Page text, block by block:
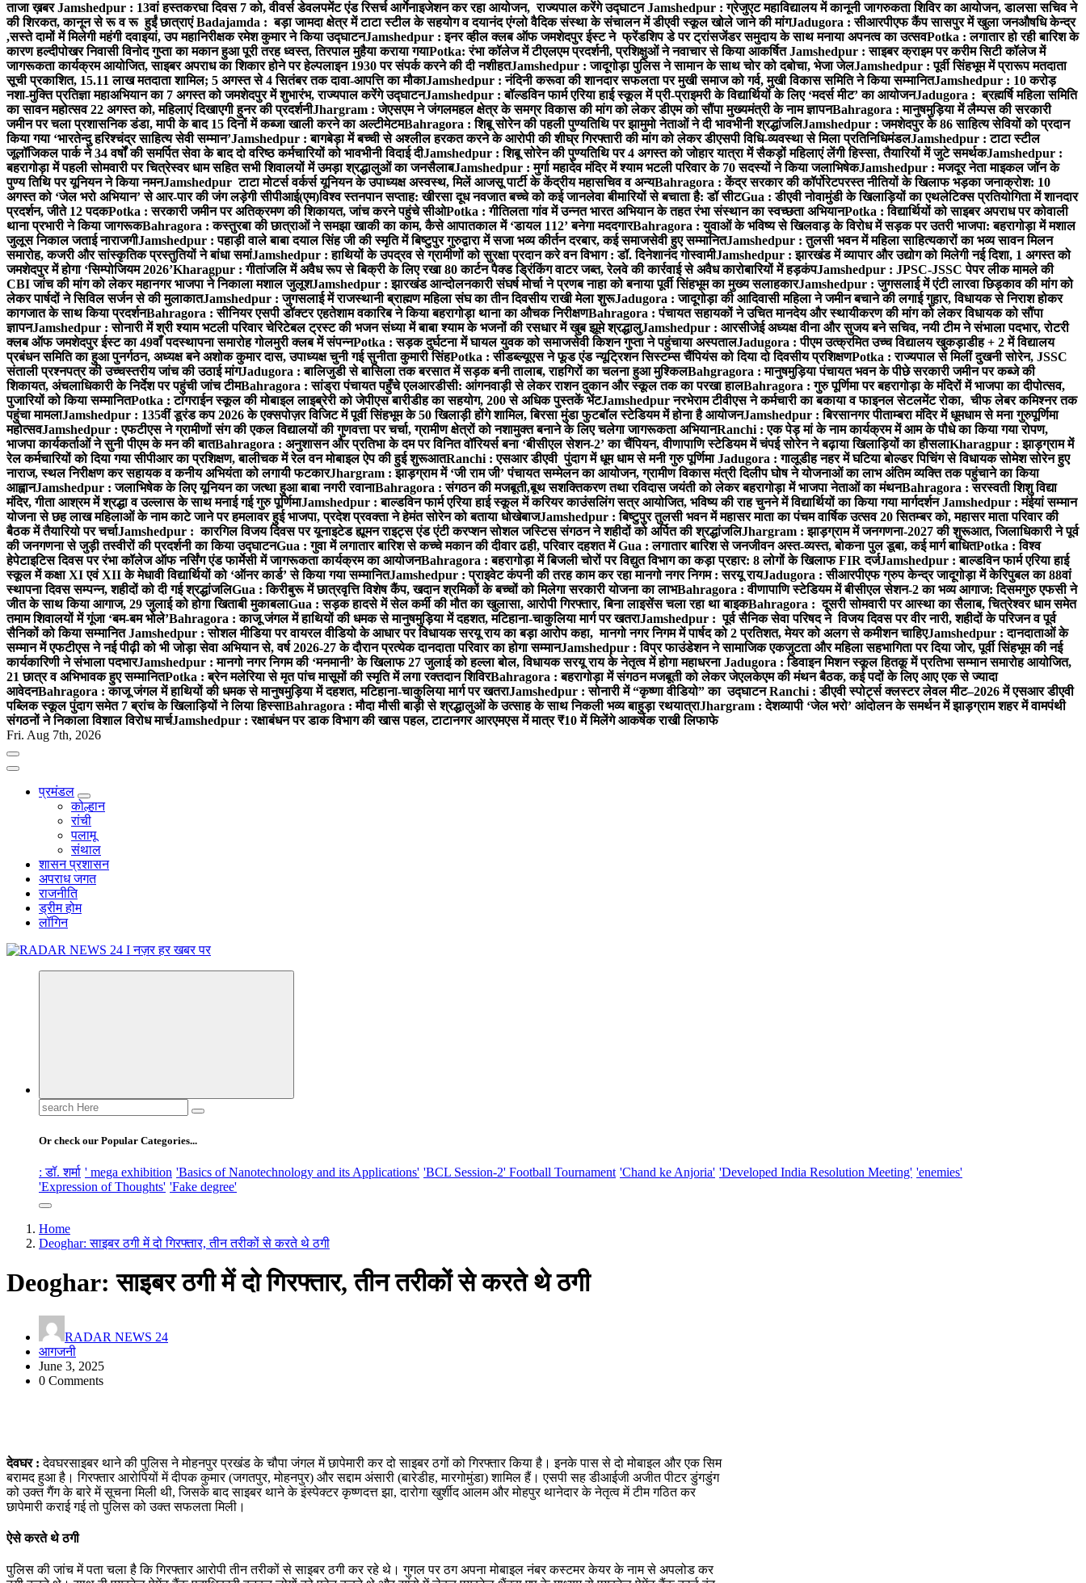
ताजा ख़बरJamshedpur : 13वां हस्तकरघा दिवस 7 को, वीवर्स डेवलपमेंट एंड रिसर्च आर्गेनाइजेशन कर रहा आयोजन, राज्यपाल करेंगे उद्घाटनJamshedpur : ग्रेजुएट महाविद्यालय में कानूनी जागरुकता शिविर का आयोजन, डालसा सचिव ने
की शिरकत, कानून से रू व रू हुईं छात्राएंBadajamda : बड़ा जामदा क्षेत्र में टाटा स्टील के सहयोग व दयानंद एंग्लो वैदिक संस्था के संचालन में डीएवी स्कूल खोले जाने की मांगJadugora : सीआरपीएफ कैंप सासपुर में खुला जनऔषधि केन्द्र
,सस्ते दामों में मिलेगी महंगी दवाइयां, उप महानिरीक्षक रमेश कुमार ने किया उद्घाटनJamshedpur : इनर व्हील क्लब ऑफ जमशेदपुर ईस्ट ने फ्रेंडशिप डे पर ट्रांसजेंडर समुदाय के साथ मनाया अपनत्व का उत्सवPotka : लगातार हो रही बारिश के
कारण हल्दीपोखर निवासी विनोद गुप्ता का मकान हुआ पूरी तरह ध्वस्त, तिरपाल मुहैया कराया गयाPotka: रंभा कॉलेज में टीएलएम प्रदर्शनी, प्रशिक्षुओं ने नवाचार से किया आकर्षितJamshedpur : साइबर क्राइम पर करीम सिटी कॉलेज में
जागरूकता कार्यक्रम आयोजित, साइबर अपराध का शिकार होने पर हेल्पलाइन 1930 पर संपर्क करने की दी नशीहतJamshedpur : जादूगोड़ा पुलिस ने सामान के साथ चोर को दबोचा, भेजा जेलJamshedpur : पूर्वी सिंहभूम में प्रारूप मतदाता
सूची प्रकाशित, 15.11 लाख मतदाता शामिल; 5 अगस्त से 4 सितंबर तक दावा-आपत्ति का मौकाJamshedpur : नंदिनी करूवा की शानदार सफलता पर मुखी समाज को गर्व, मुखी विकास समिति ने किया सम्मानितJamshedpur : 10 करोड़
नशा-मुक्ति प्रतिज्ञा महाअभियान का 7 अगस्त को जमशेदपुर में शुभारंभ, राज्यपाल करेंगे उद्घाटनJamshedpur : बॉल्डविन फार्म एरिया हाई स्कूल में प्री-प्राइमरी के विद्यार्थियों के लिए ‘मदर्स मीट’ का आयोजनJadugora : ब्रह्मर्षि महिला समिति
का सावन महोत्सव 22 अगस्त को, महिलाएं दिखाएगी हुनर की प्रदर्शनीJhargram : जेएसएम ने जंगलमहल क्षेत्र के समग्र विकास की मांग को लेकर डीएम को सौंपा मुख्यमंत्री के नाम ज्ञापनBahragora : मानुषमुड़िया में लैम्पस की सरकारी
जमीन पर चला प्रशासनिक डंडा, मापी के बाद 15 दिनों में कब्जा खाली करने का अल्टीमेटमBahragora : शिबू सोरेन की पहली पुण्यतिथि पर झामुमो नेताओं ने दी भावभीनी श्रद्धांजलिJamshedpur : जमशेदपुर के 86 साहित्य सेवियों को प्रदान
किया गया ‘भारतेन्दु हरिश्चंद्र साहित्य सेवी सम्मान’Jamshedpur : बागबेड़ा में बच्ची से अश्लील हरकत करने के आरोपी की शीघ्र गिरफ्तारी की मांग को लेकर डीएसपी विधि-व्यवस्था से मिला प्रतिनिधिमंडलJamshedpur : टाटा स्टील
जूलॉजिकल पार्क ने 34 वर्षों की समर्पित सेवा के बाद दो वरिष्ठ कर्मचारियों को भावभीनी विदाई दीJamshedpur : शिबू सोरेन की पुण्यतिथि पर 4 अगस्त को जोहार यात्रा में सैकड़ों महिलाएं लेंगी हिस्सा, तैयारियों में जुटे समर्थकJamshedpur :
बहरागोड़ा में पहली सोमवारी पर चित्रेस्वर धाम सहित सभी शिवालयों में उमड़ा श्रद्धालुओं का जनसैलाबJamshedpur : मुर्गा महादेव मंदिर में श्याम भटली परिवार के 70 सदस्यों ने किया जलाभिषेकJamshedpur : मजदूर नेता माइकल जॉन के
पुण्य तिथि पर यूनियन ने किया नमनJamshedpur टाटा मोटर्स वर्कर्स यूनियन के उपाध्यक्ष अस्वस्थ, मिलें आजसू पार्टी के केंद्रीय महासचिव व अन्यBahragora : केंद्र सरकार की कॉर्पोरेटपरस्त नीतियों के खिलाफ भड़का जनाक्रोश: 10
अगस्त को ‘जेल भरो अभियान’ से आर-पार की जंग लड़ेगी सीपीआई(एम)विश्व स्तनपान सप्ताह: खीरसा दूध नवजात बच्चे को कई जानलेवा बीमारियों से बचाता है: डॉ सीटGua : डीएवी नोवामुंडी के खिलाड़ियों का एथलेटिक्स प्रतियोगिता में शानदार
प्रदर्शन, जीते 12 पदकPotka : सरकारी जमीन पर अतिक्रमण की शिकायत, जांच करने पहुंचे सीओPotka : गीतिलता गांव में उन्नत भारत अभियान के तहत रंभा संस्थान का स्वच्छता अभियानPotka : विद्यार्थियों को साइबर अपराध पर कोवाली
थाना प्रभारी ने किया जागरूकBahragora : कस्तुरबा की छात्राओं ने समझा खाकी का काम, कैसे आपातकाल में ‘डायल 112’ बनेगा मददगारBahragora : युवाओं के भविष्य से खिलवाड़ के विरोध में सड़क पर उतरी भाजपा: बहरागोड़ा में मशाल
जुलूस निकाल जताई नाराजगीJamshedpur : पहाड़ी वाले बाबा दयाल सिंह जी की स्मृति में बिष्टुपुर गुरुद्वारा में सजा भव्य कीर्तन दरबार, कई समाजसेवी हुए सम्मानितJamshedpur : तुलसी भवन में महिला साहित्यकारों का भव्य सावन मिलन
समारोह, कजरी और सांस्कृतिक प्रस्तुतियों ने बांधा समांJamshedpur : हाथियों के उपद्रव से ग्रामीणों को सुरक्षा प्रदान करे वन विभाग : डॉ. दिनेशानंद गोस्वामीJamshedpur : झारखंड में व्यापार और उद्योग को मिलेगी नई दिशा, 1 अगस्त को
जमशेदपुर में होगा ‘सिम्पोजियम 2026’Kharagpur : गीतांजलि में अवैध रूप से बिक्री के लिए रखा 80 कार्टन पैक्ड ड्रिंकिंग वाटर जब्त, रेलवे की कार्रवाई से अवैध कारोबारियों में हड़कंपJamshedpur : JPSC-JSSC पेपर लीक मामले की
CBI जांच की मांग को लेकर महानगर भाजपा ने निकाला मशाल जुलूशJamshedpur : झारखंड आन्दोलनकारी संघर्ष मोर्चा ने प्रणब नाहा को बनाया पूर्वी सिंहभूम का मुख्य सलाहकारJamshedpur : जुगसलाई में एंटी लारवा छिड़काव की मांग को
लेकर पार्षदों ने सिविल सर्जन से की मुलाकातJamshedpur : जुगसलाई में राजस्थानी ब्राह्मण महिला संघ का तीन दिवसीय राखी मेला शुरूJadugora : जादूगोड़ा की आदिवासी महिला ने जमीन बचाने की लगाई गुहार, विधायक से निराश होकर
कागजात के साथ किया प्रदर्शनBahragora : सीनियर एसपी डॉक्टर एहतेशाम वकारिब ने किया बहरागोड़ा थाना का औचक निरीक्षणBahragora : पंचायत सहायकों ने उचित मानदेय और स्थायीकरण की मांग को लेकर विधायक को सौंपा
ज्ञापनJamshedpur : सोनारी में श्री श्याम भटली परिवार चेरिटेबल ट्रस्ट की भजन संध्या में बाबा श्याम के भजनों की रसधार में खुब झूमे श्रद्धालुJamshedpur : आरसीजेई अध्यक्ष वीना और सुजय बने सचिव, नयी टीम ने संभाला पदभार, रोटरी
क्लब ऑफ जमशेदपुर ईस्ट का 49वाँ पदस्थापना समारोह गोलमुरी क्लब में संपन्नPotka : सड़क दुर्घटना में घायल युवक को समाजसेवी किशन गुप्ता ने पहुंचाया अस्पतालJadugora : पीएम उत्क्रमित उच्च विद्यालय खुकड़ाडीह + 2 में विद्यालय
प्रबंधन समिति का हुआ पुनर्गठन, अध्यक्ष बने अशोक कुमार दास, उपाध्यक्ष चुनी गई सुनीता कुमारी सिंहPotka : सीडब्ल्यूएस ने फूड एंड न्यूट्रिशन सिस्टम्स चैंपियंस को दिया दो दिवसीय प्रशिक्षणPotka : राज्यपाल से मिलीं दुखनी सोरेन, JSSC
संताली प्रश्नपत्र की उच्चस्तरीय जांच की उठाई मांगJadugora : बालिजुडी से बासिला तक बरसात में सड़क बनी तालाब, राहगिरों का चलना हुआ मुश्किलBahgragora : मानुषमुड़िया पंचायत भवन के पीछे सरकारी जमीन पर कब्जे की
शिकायत, अंचलाधिकारी के निर्देश पर पहुंची जांच टीमBahragora : सांड्रा पंचायत पहुँचे एलआरडीसी: आंगनवाड़ी से लेकर राशन दुकान और स्कूल तक का परखा हालBahragora : गुरु पूर्णिमा पर बहरागोड़ा के मंदिरों में भाजपा का दीपोत्सव,
पुजारियों को किया सम्मानितPotka : टांगराईन स्कूल की मोबाइल लाइब्रेरी को जेपीएस बारीडीह का सहयोग, 200 से अधिक पुस्तकें भेंटJamshedpur नरभेराम टीवीएस ने कर्मचारी का बकाया व फाइनल सेटलमेंट रोका, चीफ लेबर कमिश्नर तक
पहुंचा मामलाJamshedpur : 135वीं डूरंड कप 2026 के एक्सपोज़र विजिट में पूर्वी सिंहभूम के 50 खिलाड़ी होंगे शामिल, बिरसा मुंडा फुटबॉल स्टेडियम में होना है आयोजनJamshedpur : बिरसानगर पीताम्बरा मंदिर में धूमधाम से मना गुरुपूर्णिमा
महोत्सवJamshedpur : एफटीएस ने ग्रामीणों संग की एकल विद्यालयों की गुणवत्ता पर चर्चा, ग्रामीण क्षेत्रों को नशामुक्त बनाने के लिए चलेगा जागरूकता अभियानRanchi : एक पेड़ मां के नाम कार्यक्रम में आम के पौधे का किया गया रोपण,
भाजपा कार्यकर्ताओं ने सुनी पीएम के मन की बातBahragora : अनुशासन और प्रतिभा के दम पर विनित वॉरियर्स बना ‘बीसीएल सेशन-2’ का चैंपियन, वीणापाणि स्टेडियम में चंपई सोरेन ने बढ़ाया खिलाड़ियों का हौसलाKharagpur : झाड़ग्राम में
रेल कर्मचारियों को दिया गया सीपीआर का प्रशिक्षण, बालीचक में रेल वन मोबाइल ऐप की हुई शुरूआतRanchi : एसआर डीएवी पुंदाग में धूम धाम से मनी गुरु पूर्णिमाJadugora : गालूडीह नहर में घटिया बोल्डर पिचिंग से विधायक सोमेश सोरेन हुए
नाराज, स्थल निरीक्षण कर सहायक व कनीय अभियंता को लगायी फटकारJhargram : झाड़ग्राम में ‘जी राम जी’ पंचायत सम्मेलन का आयोजन, ग्रामीण विकास मंत्री दिलीप घोष ने योजनाओं का लाभ अंतिम व्यक्ति तक पहुंचाने का किया
आह्वानJamshedpur : जलाभिषेक के लिए यूनियन का जत्था हुआ बाबा नगरी रवानाBahragora : संगठन की मजबूती,बूथ सशक्तिकरण तथा रविदास जयंती को लेकर बहरागोड़ा में भाजपा नेताओं का मंथनBahragora : सरस्वती शिशु विद्या
मंदिर, गीता आश्रम में श्रद्धा व उल्लास के साथ मनाई गई गुरु पूर्णिमाJamshedpur : बाल्डविन फार्म एरिया हाई स्कूल में करियर काउंसलिंग सत्र आयोजित, भविष्य की राह चुनने में विद्यार्थियों का किया गया मार्गदर्शनJamshedpur : मंईयां सम्मान
योजना से छह लाख महिलाओं के नाम काटे जाने पर हमलावर हुई भाजपा, प्रदेश प्रवक्ता ने हेमंत सोरेन को बताया धोखेबाजJamshedpur : बिष्टुपुर तुलसी भवन में महासर माता का पंचम वार्षिक उत्सव 20 सितम्बर को, महासर माता परिवार की
बैठक में तैयारियो पर चर्चाJamshedpur : कारगिल विजय दिवस पर यूनाइटेड ह्यूमन राइट्स एंड एंटी करप्शन सोशल जस्टिस संगठन ने शहीदों को अर्पित की श्रद्धांजलिJhargram : झाड़ग्राम में जनगणना-2027 की शुरूआत, जिलाधिकारी ने पूर्व
की जनगणना से जुड़ी तस्वीरों की प्रदर्शनी का किया उद्घाटनGua : गुवा में लगातार बारिश से कच्चे मकान की दीवार ढही, परिवार दहशत मेंGua : लगातार बारिश से जनजीवन अस्त-व्यस्त, बोकना पुल डूबा, कई मार्ग बाधितPotka : विश्व
हेपेटाइटिस दिवस पर रंभा कॉलेज ऑफ नर्सिंग एंड फार्मेसी में जागरूकता कार्यक्रम का आयोजनBahragora : बहरागोड़ा में बिजली चोरों पर विद्युत विभाग का कड़ा प्रहार: 8 लोगों के खिलाफ FIR दर्जJamshedpur : बाल्डविन फार्म एरिया हाई
स्कूल में कक्षा XI एवं XII के मेधावी विद्यार्थियों को ‘ऑनर कार्ड’ से किया गया सम्मानितJamshedpur : प्राइवेट कंपनी की तरह काम कर रहा मानगो नगर निगम : सरयू रायJadugora : सीआरपीएफ ग्रुप केन्द्र जादूगोड़ा में केरिपुबल का 88वां
स्थापना दिवस सम्पन्न, शहीदों को दी गई श्रद्धांजलिGua : किरीबुरू में छात्रवृत्ति विशेष कैंप, खदान श्रमिकों के बच्चों को मिलेगा सरकारी योजना का लाभBahragora : वीणापाणि स्टेडियम में बीसीएल सेशन-2 का भव्य आगाज: दिसमगुरु एफसी ने
जीत के साथ किया आगाज, 29 जुलाई को होगा खिताबी मुकाबलाGua : सड़क हादसे में सेल कर्मी की मौत का खुलासा, आरोपी गिरफ्तार, बिना लाइसेंस चला रहा था बाइकBahragora : दूसरी सोमवारी पर आस्था का सैलाब, चित्रेश्वर धाम समेत
तमाम शिवालयों में गूंजा ‘बम-बम भोले’Bahragora : काजू जंगल में हाथियों की धमक से मानुषमुड़िया में दहशत, मटिहाना-चाकुलिया मार्ग पर खतराJamshedpur : पूर्व सैनिक सेवा परिषद ने विजय दिवस पर वीर नारी, शहीदों के परिजन व पूर्व
सैनिकों को किया सम्मानितJamshedpur : सोशल मीडिया पर वायरल वीडियो के आधार पर विधायक सरयू राय का बड़ा आरोप कहा, मानगो नगर निगम में पार्षद को 2 प्रतिशत, मेयर को अलग से कमीशन चाहिएJamshedpur : दानदाताओं के
सम्मान में एफटीएस ने नई पीढ़ी को भी जोड़ा सेवा अभियान से, वर्ष 2026-27 के दौरान प्रत्येक दानदाता परिवार का होगा सम्मानJamshedpur : विप्र फाउंडेशन ने सामाजिक एकजुटता और महिला सहभागिता पर दिया जोर, पूर्वी सिंहभूम की नई
कार्यकारिणी ने संभाला पदभारJamshedpur : मानगो नगर निगम की ‘मनमानी’ के खिलाफ 27 जुलाई को हल्ला बोल, विधायक सरयू राय के नेतृत्व में होगा महाधरनाJadugora : डिवाइन मिशन स्कूल हितकू में प्रतिभा सम्मान समारोह आयोजित,
21 छात्र व अभिभावक हुए सम्मानितPotka : ब्रेन मलेरिया से मृत पांच मासूमों की स्मृति में लगा रक्तदान शिविरBahragora : बहरागोड़ा में संगठन मजबूती को लेकर जेएलकेएम की मंथन बैठक, कई पदों के लिए आए एक से ज्यादा
आवेदनBahragora : काजू जंगल में हाथियों की धमक से मानुषमुड़िया में दहशत, मटिहाना-चाकुलिया मार्ग पर खतराJamshedpur : सोनारी में “कृष्णा वीडियो” का उद्घाटनRanchi : डीएवी स्पोर्ट्स क्लस्टर लेवल मीट–2026 में एसआर डीएवी
पब्लिक स्कूल पुंदाग समेत 7 ब्रांच के खिलाड़ियों ने लिया हिस्साBahragora : मौदा मौसी बाड़ी से श्रद्धालुओं के उत्साह के साथ निकली भव्य बाहुड़ा रथयात्राJhargram : देशव्यापी ‘जेल भरो’ आंदोलन के समर्थन में झाड़ग्राम शहर में वामपंथी
संगठनों ने निकाला विशाल विरोध मार्चJamshedpur : रक्षाबंधन पर डाक विभाग की खास पहल, टाटानगर आरएमएस में मात्र ₹10 में मिलेंगे आकर्षक राखी लिफाफे
Fri. Aug 7th, 2026
प्रमंडल
कोल्हान
रांची
पलामू
संथाल
शासन प्रशासन
अपराध जगत
राजनीति
ड्रीम होम
लॉगिन
Search
for:
Or check our Popular Categories...
: डॉ. शर्मा ' mega exhibition 'Basics of Nanotechnology and its Applications' 'BCL Session-2' Football Tournament 'Chand ke Anjoria' 'Developed India Resolution Meeting' 'enemies'
'Expression of Thoughts' 'Fake degree'
Home
Deoghar: साइबर ठगी में दो गिरफ्तार, तीन तरीकों से करते थे ठगी
Deoghar: साइबर ठगी में दो गिरफ्तार, तीन तरीकों से करते थे ठगी
RADAR NEWS 24
आगजनी
June 3, 2025
0 Comments
देवघर : देवघरसाइबर थाने की पुलिस ने मोहनपुर प्रखंड के चौपा जंगल में छापेमारी कर दो साइबर ठगों को गिरफ्तार किया है। इनके पास से दो मोबाइल और एक सिम
बरामद हुआ है। गिरफ्तार आरोपियों में दीपक कुमार (जगतपुर, मोहनपुर) और सद्दाम अंसारी (बारेडीह, मारगोमुंडा) शामिल हैं। एसपी सह डीआईजी अजीत पीटर डुंगडुंग
को उक्त गैंग के बारे में सूचना मिली थी, जिसके बाद साइबर थाने के इंस्पेक्टर कृष्णदत्त झा, दारोगा खुर्शीद आलम और मोहपुर थानेदार के नेतृत्व में टीम गठित कर
छापेमारी कराई गई तो पुलिस को उक्त सफलता मिली।
ऐसे करते थे ठगी
पुलिस की जांच में पता चला है कि गिरफ्तार आरोपी तीन तरीकों से साइबर ठगी कर रहे थे। गुगल पर ठग अपना मोबाइल नंबर कस्टमर केयर के नाम से अपलोड कर